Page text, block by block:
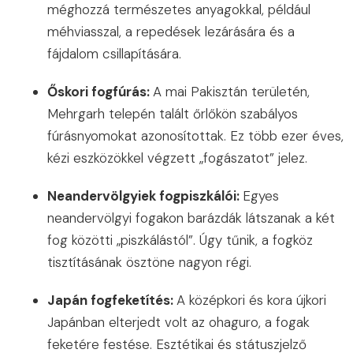
méghozzá természetes anyagokkal, például
méhviasszal, a repedések lezárására és a
fájdalom csillapítására.
Őskori fogfúrás:A mai Pakisztán területén,
Mehrgarh telepén talált őrlőkön szabályos
fúrásnyomokat azonosítottak. Ez több ezer éves,
kézi eszközökkel végzett „fogászatot” jelez.
Neandervölgyiek fogpiszkálói: Egyes
neandervölgyi fogakon barázdák látszanak a két
fog közötti „piszkálástól”. Úgy tűnik, a fogköz
tisztításának ösztöne nagyon régi.
Japán fogfeketítés:A középkori és kora újkori
Japánban elterjedt volt az ohaguro, a fogak
feketére festése. Esztétikai és státuszjelző